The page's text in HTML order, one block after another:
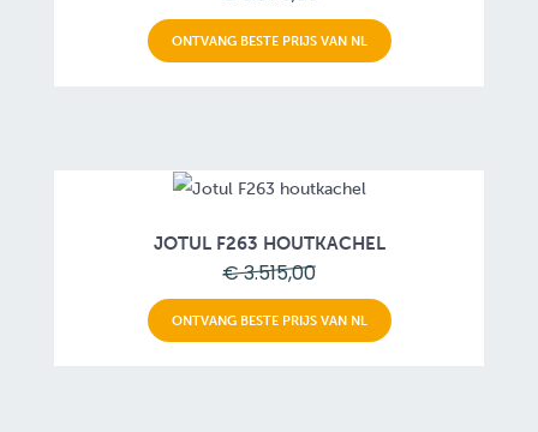
ONTVANG BESTE PRIJS VAN NL
JOTUL F263 HOUTKACHEL
€ 3.515,00
ONTVANG BESTE PRIJS VAN NL